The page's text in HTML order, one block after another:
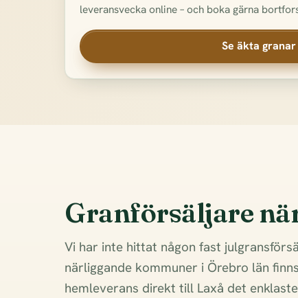
leveransvecka online – och boka gärna
Se äkta granar
Granförsäljare
Vi har inte hittat någon fast
närliggande kommuner i Örebro län
hemleverans direkt till Laxå det